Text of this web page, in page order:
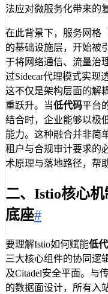
法应对微服务化带来的
在此背景下，服务网格
的基础设施层，开始被
于将网络通信、流量治
过Sidecar代理模式实现
这不仅是架构层面的解
重跃升。当低代码平台
结合时，企业能够以极
能力。这种融合并非简
租户与合规审计要求的
术原理与落地路径，帮
二、Istio核心
底座#
要理解Istio如何赋能低
三大核心组件的协同逻
及Citadel安全平面。与
的数据面设计，所有入